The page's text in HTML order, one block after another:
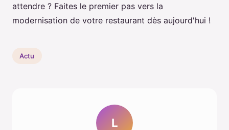
attendre ? Faites le premier pas vers la
modernisation de votre restaurant dès aujourd'hui !
Actu
L